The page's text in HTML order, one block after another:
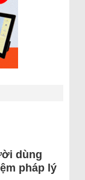
dùng
pháp lý